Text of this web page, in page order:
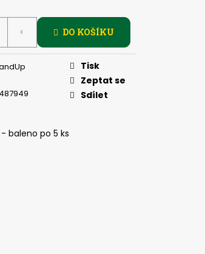
DO KOŠÍKU
Tisk
Zeptat se
Sdílet
baleno po 5 ks
30 MM